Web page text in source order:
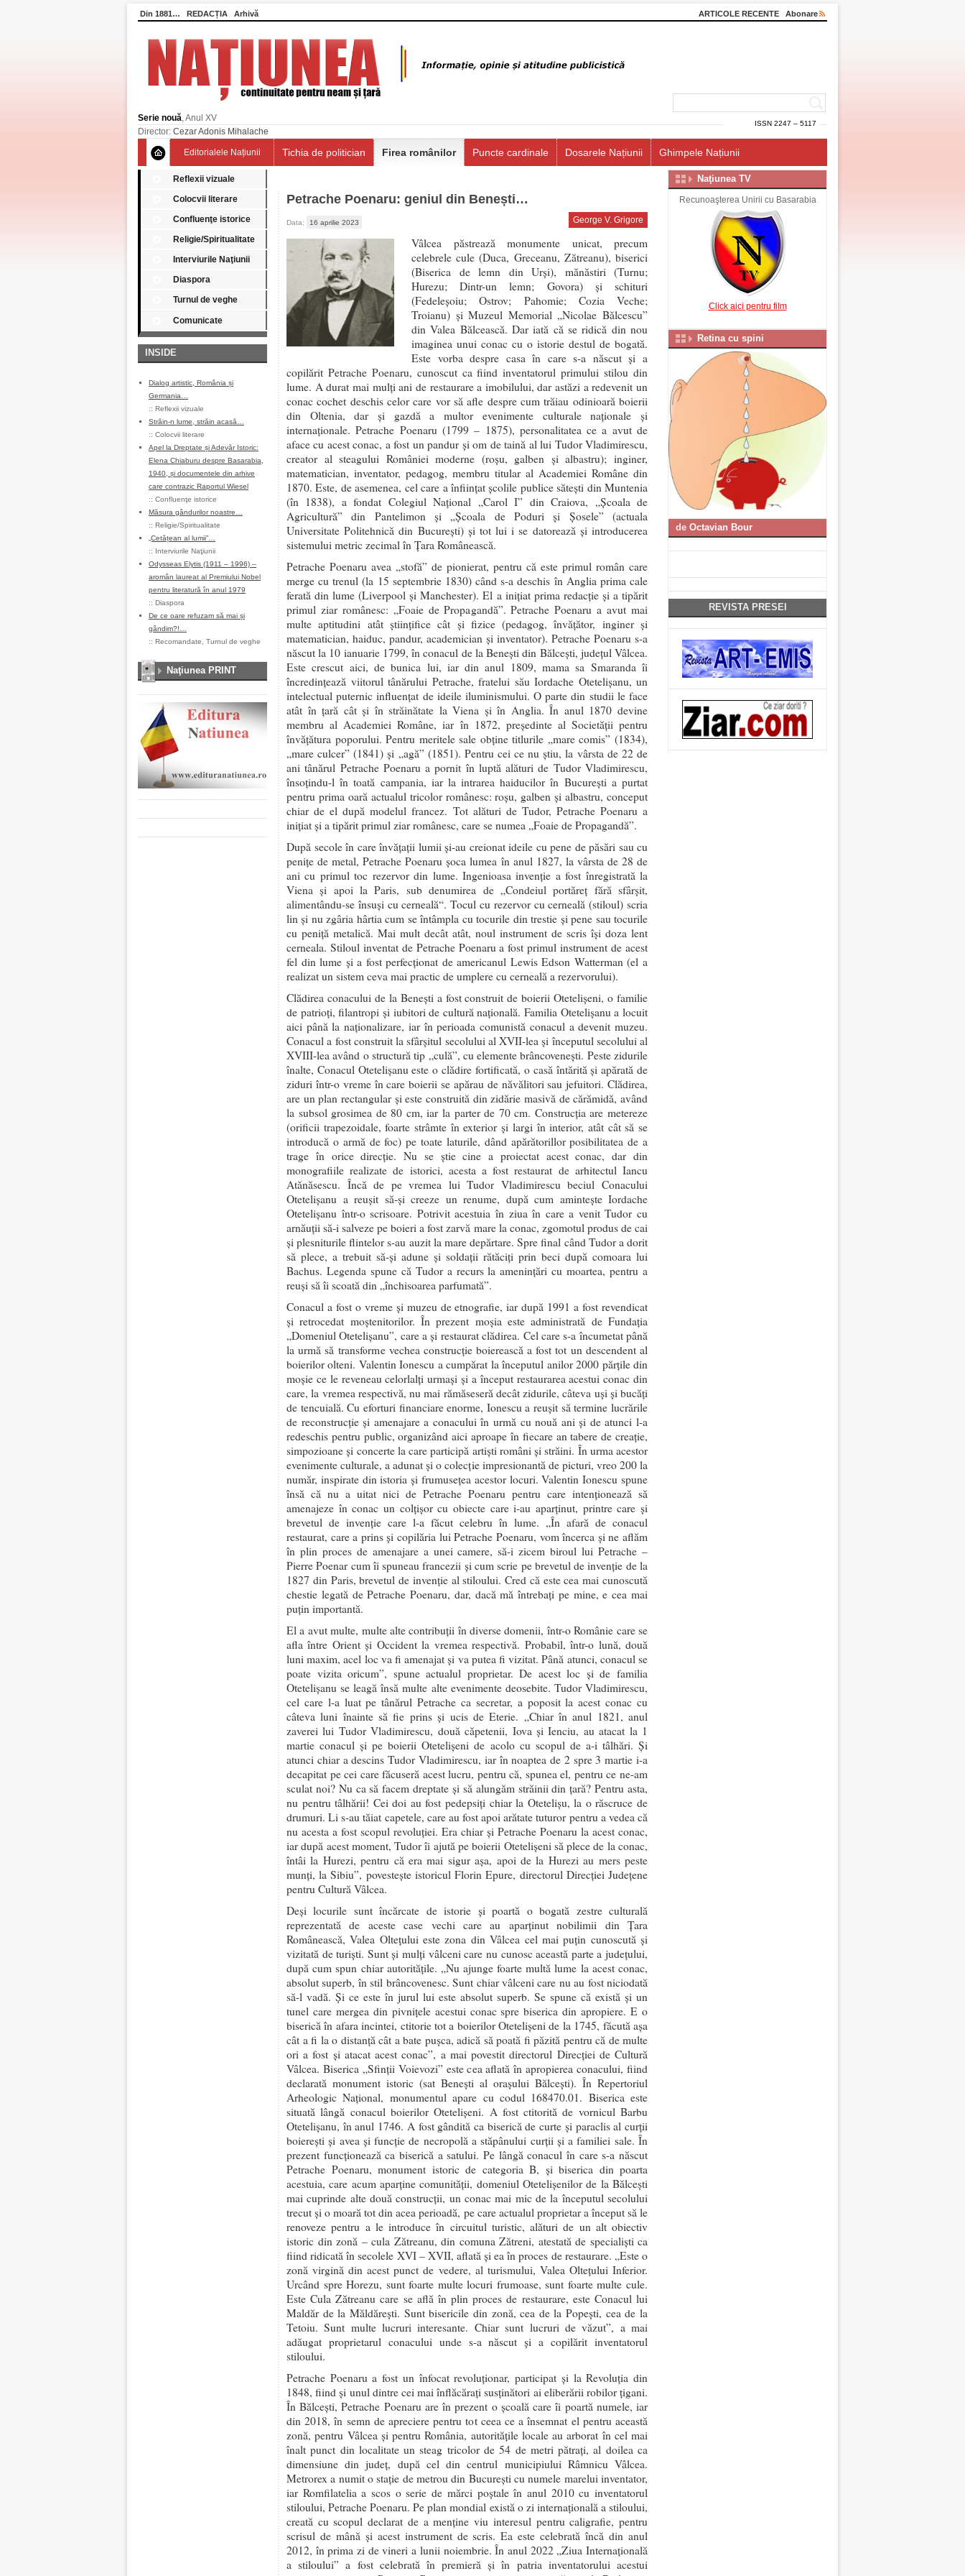
Din 1881… REDACȚIA Arhivă ARTICOLE RECENTE Abonare
ISSN 2247 – 5117
Serie nouă, Anul XV
Director: Cezar Adonis Mihalache
Editorialele Națiunii Tichia de politician Firea românilor Puncte cardinale Dosarele Națiunii Ghimpele Națiunii
Reflexii vizuale
Colocvii literare
Confluenţe istorice
Religie/Spiritualitate
Interviurile Naţiunii
Diaspora
Turnul de veghe
Comunicate
INSIDE
Dialog artistic, România și
Germania…
:: Reflexii vizuale
Străin-n lume, străin acasă…
:: Colocvii literare
Apel la Dreptate și Adevăr Istoric:
Elena Chiaburu despre Basarabia,
1940, și documentele din arhive
care contrazic Raportul Wiesel
:: Confluenţe istorice
Măsura gândurilor noastre…
:: Religie/Spiritualitate
„Cetățean al lumii”…
:: Interviurile Naţiunii
Odysseas Elytis (1911 – 1996) –
aromân laureat al Premiului Nobel
pentru literatură în anul 1979
:: Diaspora
De ce oare refuzam să mai și
gândim?!…
:: Recomandate Turnul de veghe
Naţiunea PRINT
Petrache Poenaru: geniul din Benești…
Data: 16 aprilie 2023 George V. Grigore
Vâlcea păstrează monumente unicat, precum
celebrele cule (Duca, Greceanu, Zătreanu), biserici
(Biserica de lemn din Urși), mănăstiri (Turnu;
Hurezu; Dintr-un lemn; Govora) și schituri
(Fedeleșoiu; Ostrov; Pahomie; Cozia Veche;
Troianu) și Muzeul Memorial „Nicolae Bălcescu”
din Valea Bălcească. Dar iată că se ridică din nou
imaginea unui conac cu o istorie destul de bogată.
Este vorba despre casa în care s-a născut şi a
copilărit Petrache Poenaru, cunoscut ca fiind inventatorul primului stilou din
lume. A durat mai mulţi ani de restaurare a imobilului, dar astăzi a redevenit un
conac cochet deschis celor care vor să afle despre cum trăiau odinioară boierii
din Oltenia, dar şi gazdă a multor evenimente culturale naţionale şi
internaţionale. Petrache Poenaru (1799 – 1875), personalitatea ce a avut de
aface cu acest conac, a fost un pandur și om de taină al lui Tudor Vladimirescu,
creator al steagului României moderne (roșu, galben și albastru); inginer,
matematician, inventator, pedagog, membru titular al Academiei Române din
1870. Este, de asemenea, cel care a înfiinţat şcolile publice săteşti din Muntenia
(în 1838), a fondat Colegiul Naţional „Carol I” din Craiova, „Şcoala de
Agricultură” din Pantelimon şi „Şcoala de Poduri şi Şosele” (actuala
Universitate Politehnică din Bucureşti) şi tot lui i se datorează şi introducerea
sistemului metric zecimal în Ţara Românească.
Petrache Poenaru avea „stofă” de pionierat, pentru că este primul român care
merge cu trenul (la 15 septembrie 1830) când s-a deschis în Anglia prima cale
ferată din lume (Liverpool şi Manchester). El a inițiat prima redacție și a tipărit
primul ziar românesc: „Foaie de Propagandă”. Petrache Poenaru a avut mai
multe aptitudini atât ştiinţifice cât şi fizice (pedagog, învățător, inginer și
matematician, haiduc, pandur, academician şi inventator). Petrache Poenaru s-a
născut la 10 ianuarie 1799, în conacul de la Benești din Bălceşti, judeţul Vâlcea.
Este crescut aici, de bunica lui, iar din anul 1809, mama sa Smaranda îi
încredinţează viitorul tânărului Petrache, fratelui său Iordache Otetelișanu, un
intelectual puternic influențat de ideile iluminismului. O parte din studii le face
atât în ţară cât şi în străinătate la Viena şi în Anglia. În anul 1870 devine
membru al Academiei Române, iar în 1872, președinte al Societății pentru
învățătura poporului. Pentru meritele sale obţine titlurile „mare comis” (1834),
„mare culcer” (1841) şi „agă” (1851). Pentru cei ce nu știu, la vârsta de 22 de
ani tânărul Petrache Poenaru a pornit în luptă alături de Tudor Vladimirescu,
însoţindu-l în toată campania, iar la intrarea haiducilor în București a purtat
pentru prima oară actualul tricolor românesc: roșu, galben și albastru, conceput
chiar de el după modelul francez. Tot alături de Tudor, Petrache Poenaru a
inițiat și a tipărit primul ziar românesc, care se numea „Foaie de Propagandă”.
După secole în care învățații lumii şi-au creionat ideile cu pene de păsări sau cu
penițe de metal, Petrache Poenaru şoca lumea în anul 1827, la vârsta de 28 de
ani cu primul toc rezervor din lume. Ingenioasa invenţie a fost înregistrată la
Viena şi apoi la Paris, sub denumirea de „Condeiul portăreţ fără sfârșit,
alimentându-se însuși cu cerneală“. Tocul cu rezervor cu cerneală (stiloul) scria
lin şi nu zgâria hârtia cum se întâmpla cu tocurile din trestie și pene sau tocurile
cu peniţă metalică. Mai mult decât atât, noul instrument de scris își doza lent
cerneala. Stiloul inventat de Petrache Poenaru a fost primul instrument de acest
fel din lume şi a fost perfecţionat de americanul Lewis Edson Watterman (el a
realizat un sistem ceva mai practic de umplere cu cerneală a rezervorului).
Clădirea conacului de la Benești a fost construit de boierii Otetelișeni, o familie
de patrioți, filantropi și iubitori de cultură națională. Familia Otetelişanu a locuit
aici până la naţionalizare, iar în perioada comunistă conacul a devenit muzeu.
Conacul a fost construit la sfârșitul secolului al XVII-lea şi începutul secolului al
XVIII-lea având o structură tip „culă”, cu elemente brâncovenești. Peste zidurile
înalte, Conacul Otetelișanu este o clădire fortificată, o casă întărită și apărată de
ziduri într-o vreme în care boierii se apărau de năvălitori sau jefuitori. Clădirea,
are un plan rectangular şi este construită din zidărie masivă de cărămidă, având
la subsol grosimea de 80 cm, iar la parter de 70 cm. Construcţia are metereze
(orificii trapezoidale, foarte strâmte în exterior şi largi în interior, atât cât să se
introducă o armă de foc) pe toate laturile, dând apărătorillor posibilitatea de a
trage în orice direcţie. Nu se știe cine a proiectat acest conac, dar din
monografiile realizate de istorici, acesta a fost restaurat de arhitectul Iancu
Atănăsescu. Încă de pe vremea lui Tudor Vladimirescu beciul Conacului
Otetelișanu a reuşit să-şi creeze un renume, după cum aminteşte Iordache
Otetelișanu într-o scrisoare. Potrivit acestuia în ziua în care a venit Tudor cu
arnăuții să-i salveze pe boieri a fost zarvă mare la conac, zgomotul produs de cai
și plesniturile flintelor s-au auzit la mare depărtare. Spre final când Tudor a dorit
să plece, a trebuit să-și adune și soldații rătăciţi prin beci după comoara lui
Bachus. Legenda spune că Tudor a recurs la amenințări cu moartea, pentru a
reuşi să îi scoată din „închisoarea parfumată”.
Conacul a fost o vreme şi muzeu de etnografie, iar după 1991 a fost revendicat
şi retrocedat moştenitorilor. În prezent moșia este administrată de Fundația
„Domeniul Otetelișanu”, care a şi restaurat clădirea. Cel care s-a încumetat până
la urmă să transforme vechea construcţie boierească a fost tot un descendent al
boierilor olteni. Valentin Ionescu a cumpărat la începutul anilor 2000 părţile din
moşie ce le reveneau celorlalţi urmaşi şi a început restaurarea acestui conac din
care, la vremea respectivă, nu mai rămăseseră decât zidurile, câteva uşi şi bucăţi
de tencuială. Cu eforturi financiare enorme, Ionescu a reuşit să termine lucrările
de reconstrucţie şi amenajare a conacului în urmă cu nouă ani şi de atunci l-a
redeschis pentru public, organizând aici aproape în fiecare an tabere de creaţie,
simpozioane şi concerte la care participă artişti români şi străini. În urma acestor
evenimente culturale, a adunat şi o colecţie impresionantă de picturi, vreo 200 la
număr, inspirate din istoria şi frumuseţea acestor locuri. Valentin Ionescu spune
însă că nu a uitat nici de Petrache Poenaru pentru care intenţionează să
amenajeze în conac un colţişor cu obiecte care i-au aparţinut, printre care şi
brevetul de invenţie care l-a făcut celebru în lume. „În afară de conacul
restaurat, care a prins şi copilăria lui Petrache Poenaru, vom încerca şi ne aflăm
în plin proces de amenajare a unei camere, să-i zicem biroul lui Petrache –
Pierre Poenar cum îi spuneau francezii şi cum scrie pe brevetul de invenţie de la
1827 din Paris, brevetul de invenţie al stiloului. Cred că este cea mai cunoscută
chestie legată de Petrache Poenaru, dar, dacă mă întrebaţi pe mine, e cea mai
puţin importantă.
El a avut multe, multe alte contribuţii în diverse domenii, într-o Românie care se
afla între Orient şi Occident la vremea respectivă. Probabil, într-o lună, două
luni maxim, acel loc va fi amenajat şi va putea fi vizitat. Până atunci, conacul se
poate vizita oricum”, spune actualul proprietar. De acest loc şi de familia
Otetelişanu se leagă însă multe alte evenimente deosebite. Tudor Vladimirescu,
cel care l-a luat pe tânărul Petrache ca secretar, a poposit la acest conac cu
câteva luni înainte să fie prins şi ucis de Eterie. „Chiar în anul 1821, anul
zaverei lui Tudor Vladimirescu, două căpetenii, Iova şi Ienciu, au atacat la 1
martie conacul şi pe boierii Otetelişeni de acolo cu scopul de a-i tâlhări. Şi
atunci chiar a descins Tudor Vladimirescu, iar în noaptea de 2 spre 3 martie i-a
decapitat pe cei care făcuseră acest lucru, pentru că, spunea el, pentru ce ne-am
sculat noi? Nu ca să facem dreptate şi să alungăm străinii din ţară? Pentru asta,
nu pentru tâlhării! Cei doi au fost pedepsiţi chiar la Otetelişu, la o răscruce de
drumuri. Li s-au tăiat capetele, care au fost apoi arătate tuturor pentru a vedea că
nu acesta a fost scopul revoluţiei. Era chiar şi Petrache Poenaru la acest conac,
iar după acest moment, Tudor îi ajută pe boierii Otetelişeni să plece de la conac,
întâi la Hurezi, pentru că era mai sigur aşa, apoi de la Hurezi au mers peste
munţi, la Sibiu”, povesteşte istoricul Florin Epure, directorul Direcţiei Judeţene
pentru Cultură Vâlcea.
Deşi locurile sunt încărcate de istorie şi poartă o bogată zestre culturală
reprezentată de aceste case vechi care au aparţinut nobilimii din Ţara
Românească, Valea Olteţului este zona din Vâlcea cel mai puţin cunoscută şi
vizitată de turişti. Sunt şi mulţi vâlceni care nu cunosc această parte a judeţului,
după cum spun chiar autorităţile. „Nu ajunge foarte multă lume la acest conac,
absolut superb, în stil brâncovenesc. Sunt chiar vâlceni care nu au fost niciodată
să-l vadă. Şi ce este în jurul lui este absolut superb. Se spune că există şi un
tunel care mergea din pivniţele acestui conac spre biserica din apropiere. E o
biserică în afara incintei, ctitorie tot a boierilor Otetelişeni de la 1745, făcută aşa
cât a fi la o distanţă cât a bate puşca, adică să poată fi păzită pentru că de multe
ori a fost şi atacat acest conac”, a mai povestit directorul Direcţiei de Cultură
Vâlcea. Biserica „Sfinții Voievozi” este cea aflată în apropierea conacului, fiind
declarată monument istoric (sat Benești al orașului Bălcești). În Repertoriul
Arheologic Național, monumentul apare cu codul 168470.01. Biserica este
situată lângă conacul boierilor Otetelișeni. A fost ctitorită de vornicul Barbu
Otetelișanu, în anul 1746. A fost gândită ca biserică de curte și paraclis al curții
boierești și avea și funcție de necropolă a stăpânului curții și a familiei sale. În
prezent funcționează ca biserică a satului. Pe lângă conacul în care s-a născut
Petrache Poenaru, monument istoric de categoria B, şi biserica din poarta
acestuia, care acum aparţine comunităţii, domeniul Otetelişenilor de la Bălceşti
mai cuprinde alte două construcţii, un conac mai mic de la începutul secolului
trecut şi o moară tot din acea perioadă, pe care actualul proprietar a început să le
renoveze pentru a le introduce în circuitul turistic, alături de un alt obiectiv
istoric din zonă – cula Zătreanu, din comuna Zătreni, atestată de specialişti ca
fiind ridicată în secolele XVI – XVII, aflată şi ea în proces de restaurare. „Este o
zonă virgină din acest punct de vedere, al turismului, Valea Olteţului Inferior.
Urcând spre Horezu, sunt foarte multe locuri frumoase, sunt foarte multe cule.
Este Cula Zătreanu care se află în plin proces de restaurare, este Conacul lui
Maldăr de la Măldăreşti. Sunt bisericile din zonă, cea de la Popeşti, cea de la
Tetoiu. Sunt multe lucruri interesante. Chiar sunt lucruri de văzut”, a mai
adăugat proprietarul conacului unde s-a născut şi a copilărit inventatorul
stiloului.
Petrache Poenaru a fost un înfocat revoluționar, participat și la Revoluţia din
1848, fiind şi unul dintre cei mai înflăcăraţi susţinători ai eliberării robilor ţigani.
În Bălceşti, Petrache Poenaru are în prezent o şcoală care îi poartă numele, iar
din 2018, în semn de apreciere pentru tot ceea ce a însemnat el pentru această
zonă, pentru Vâlcea şi pentru România, autorităţile locale au arborat în cel mai
înalt punct din localitate un steag tricolor de 54 de metri pătraţi, al doilea ca
dimensiune din judeţ, după cel din centrul municipiului Râmnicu Vâlcea.
Metrorex a numit o stație de metrou din București cu numele marelui inventator,
iar Romfilatelia a scos o serie de mărci poștale în anul 2010 cu inventatorul
stiloului, Petrache Poenaru. Pe plan mondial există o zi internațională a stiloului,
creată cu scopul declarat de a menține viu interesul pentru caligrafie, pentru
scrisul de mână și acest instrument de scris. Ea este celebrată încă din anul
2012, în prima zi de vineri a lunii noiembrie. În anul 2022 „Ziua Internațională
a stiloului” a fost celebrată în premieră și în patria inventatorului acestui
Naţiunea TV
Recunoaşterea Unirii cu Basarabia
Click aici pentru film
Retina cu spini
de Octavian Bour
REVISTA PRESEI